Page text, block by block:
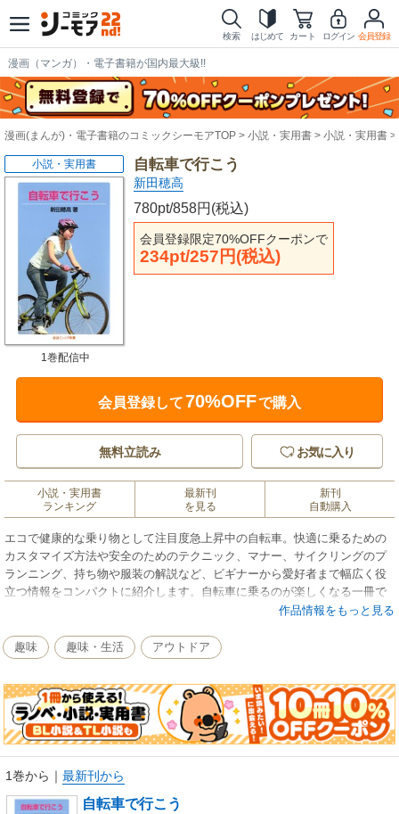
検索 はじめて カート ログイン 会員登録
漫画（マンガ）・電子書籍が国内最大級!!
漫画(まんが)・電子書籍のコミックシーモアTOP 小説・実用書 小説・実用書
自転車で行こう
新田穂高
780pt/858円(税込)
会員登録限定70%OFFクーポンで
234pt/257円(税込)
小説・実用書
1巻配信中
会員登録して70%OFFで購入
無料立読み お気に入り
小説・実用書
ランキング
最新刊
を見る
新刊
自動購入
エコで健康的な乗り物として注目度急上昇中の自転車。快適に乗るための
カスタマイズ方法や安全のためのテクニック、マナー、サイクリングのプ
ランニング、持ち物や服装の解説など、ビギナーから愛好者まで幅広く役
立つ情報をコンパクトに紹介します。自転車に乗るのが楽しくなる一冊で
作品情報をもっと見る
趣味 趣味・生活 アウトドア
1巻から ｜ 最新刊から
自転車で行こう